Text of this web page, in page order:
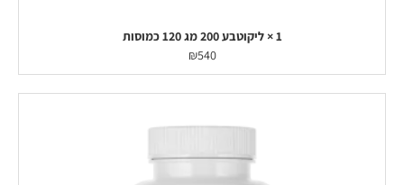
1 × ליקוטבע 200 מג 120 כמוסות
₪540